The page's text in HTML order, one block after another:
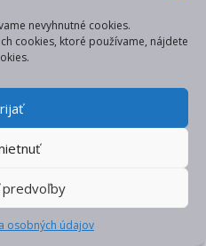
nevyhnutné cookies.
cookies, ktoré používame, nájdete
predvoľby
osobných údajov